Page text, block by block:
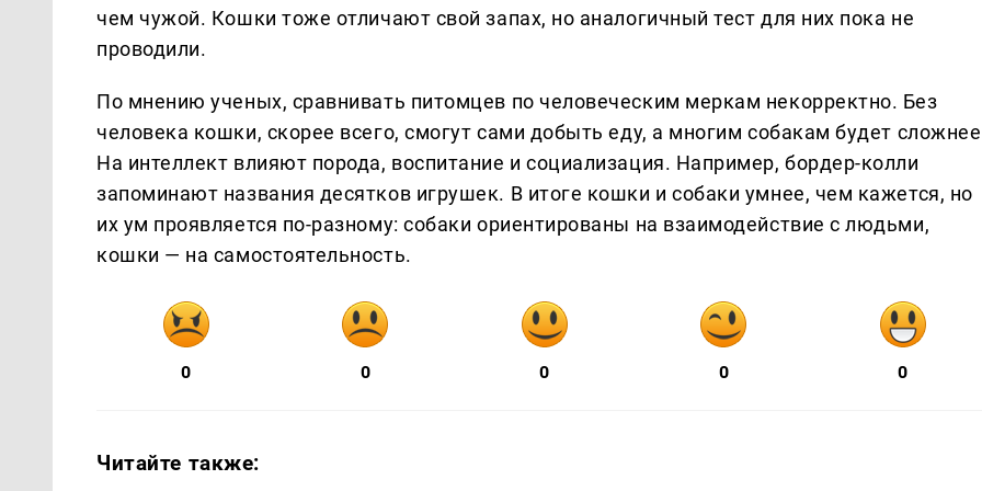
чем чужой. Кошки тоже отличают свой запах, но аналогичный тест для них пока не
проводили.
По мнению ученых, сравнивать питомцев по человеческим меркам некорректно. Без
человека кошки, скорее всего, смогут сами добыть еду, а многим собакам будет
На интеллект влияют порода, воспитание и социализация. Например, бордер-колли
запоминают названия десятков игрушек. В итоге кошки и собаки умнее, чем кажется, но
их ум проявляется по-разному: собаки ориентированы на взаимодействие с людьми,
кошки — на самостоятельность.
0 0 0 0 0
Читайте также: